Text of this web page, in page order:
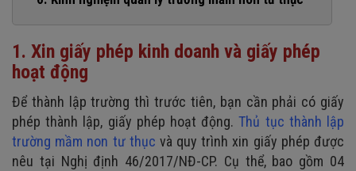
1. Xin giấy phép kinh doanh và giấy phép
hoạt động
Để thành lập trường thì trước tiên, bạn cần phải có giấy
phép thành lập, giấy phép hoạt động.Thủ tục thành lập
trường mầm non tư thục và quy trình xin giấy phép được
nêu tại Nghị định 46/2017/NĐ-CP. Cụ thể, bao gồm 04